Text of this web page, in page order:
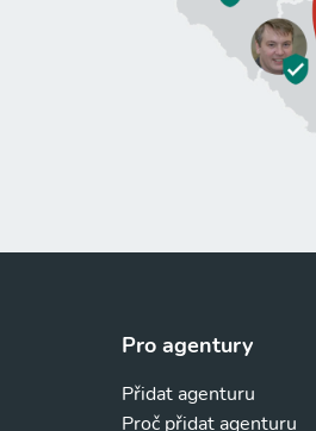
Pro agentury
Přidat agenturu
Proč přidat agenturu